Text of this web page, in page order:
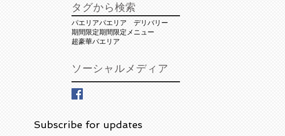
タグから検索
パエリアパエリア デリバリー
期間限定期間限定メニュー
超豪華パエリア
ソーシャルメディア
Subscribe for updates